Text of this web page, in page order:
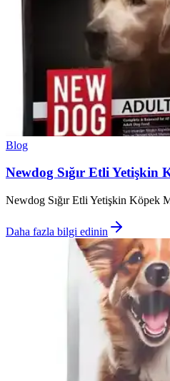
Blog
Newdog Sığır Etli Yetişkin
Newdog Sığır Etli Yetişkin Köpek
Daha fazla bilgi edinin